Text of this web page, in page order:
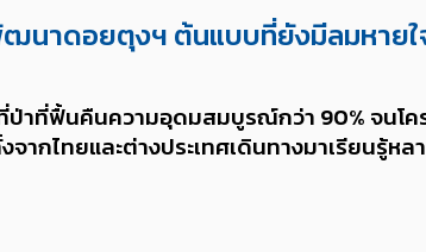
พัฒนาดอยตุงฯ ต้นแบบที่ยังมีลมหา
าที่ฟื้นคืนความอุดมสมบูรณ์กว่า 90% จนโ
ไทยและต่างประเทศเดินทางมาเรียนรู้ห